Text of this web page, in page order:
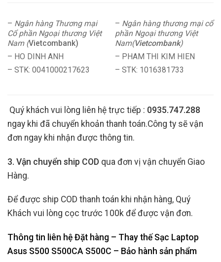
– Ngân hàng Thương mại
Cổ phần Ngoại thương Việt
Nam (Vietcombank)
– HO DINH ANH
– STK: 0041000217623
– Ngân hàng thương mại cổ
phần Ngoại thương Việt
Nam(Vietcombank)
– PHAM THI KIM HIEN
– STK: 1016381733
Quý khách vui lòng liên hệ trực tiếp : 0935.747.288
ngay khi đã chuyển khoản thanh toán.Công ty sẽ vận
đơn ngay khi nhận được thông tin.
3. Vận chuyển ship COD qua đơn vị vận chuyển Giao
Hàng.
Để được ship COD thanh toán khi nhận hàng, Quý
Khách vui lòng cọc trước 100k để được vận đơn.
Thông tin liên hệ Đặt hàng – Thay thế Sạc Laptop
Asus S500 S500CA S500C – Bảo hành sản phẩm